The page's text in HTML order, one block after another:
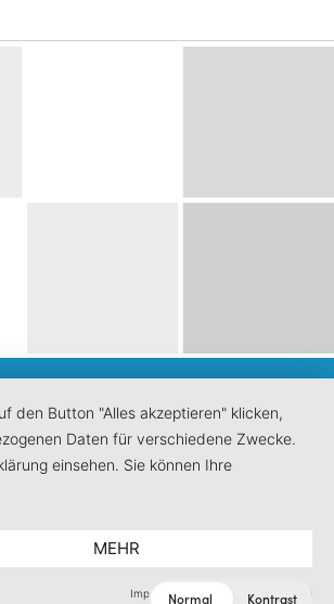
Normal Kontrast
den Button "Alles akzeptieren" klicken,
Daten für verschiedene Zwecke.
einsehen. Sie können Ihre
MEHR
Impressum Datenschutzerklärung